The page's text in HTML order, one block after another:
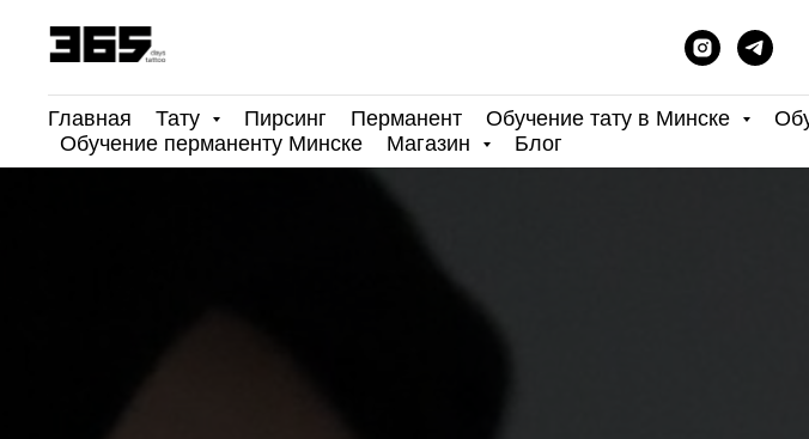
Главная Тату Пирсинг Перманент Обучение тату в Минске
Обучение перманенту Минске
Магазин Блог